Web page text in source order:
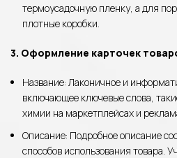
термоусадочную пленку, а для
плотные коробки.
3. Оформление карточек
Название: Лаконичное и
включающее ключевые слова,
химии на маркетплейсах и
Описание: Подробное описание
способов использования товара.